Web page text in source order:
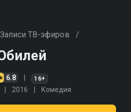
Записи ТВ-эфиров /
6.8 16+
2016 Комедия